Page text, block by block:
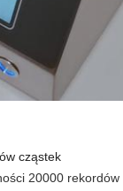
cząstek
20000 rekordów